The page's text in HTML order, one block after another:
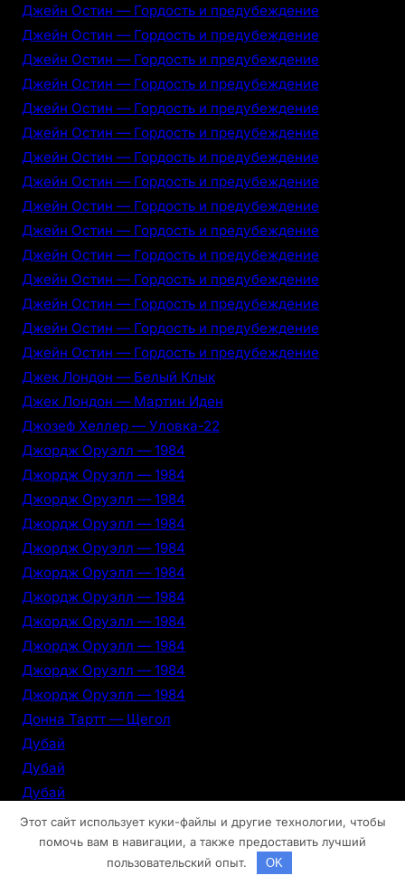
Джейн Остин — Гордость и предубеждение
Джейн Остин — Гордость и предубеждение
Джейн Остин — Гордость и предубеждение
Джейн Остин — Гордость и предубеждение
Джейн Остин — Гордость и предубеждение
Джейн Остин — Гордость и предубеждение
Джейн Остин — Гордость и предубеждение
Джейн Остин — Гордость и предубеждение
Джейн Остин — Гордость и предубеждение
Джейн Остин — Гордость и предубеждение
Джейн Остин — Гордость и предубеждение
Джейн Остин — Гордость и предубеждение
Джейн Остин — Гордость и предубеждение
Джейн Остин — Гордость и предубеждение
Джейн Остин — Гордость и предубеждение
Джек Лондон — Белый Клык
Джек Лондон — Мартин Иден
Джозеф Хеллер — Уловка-22
Джордж Оруэлл — 1984
Джордж Оруэлл — 1984
Джордж Оруэлл — 1984
Джордж Оруэлл — 1984
Джордж Оруэлл — 1984
Джордж Оруэлл — 1984
Джордж Оруэлл — 1984
Джордж Оруэлл — 1984
Джордж Оруэлл — 1984
Джордж Оруэлл — 1984
Джордж Оруэлл — 1984
Донна Тартт — Щегол
Дубай
Дубай
Дубай
Дубай
Дубай
Этот сайт использует куки-файлы и другие технологии, чтобы
помочь вам в навигации, а также предоставить лучший
пользовательский опыт.
OK